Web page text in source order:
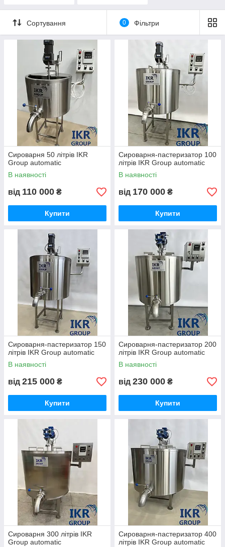
Сортування 0 Фільтри
Сироварня 50 літрів IKR
Group automatic
В наявності
від 110 000 ₴
Купити
Сироварня-пастеризатор 100
літрів IKR Group automatic
В наявності
від 170 000 ₴
Купити
Сироварня-пастеризатор 150
літрів IKR Group automatic
В наявності
від 215 000 ₴
Купити
Сироварня-пастеризатор 200
літрів IKR Group automatic
В наявності
від 230 000 ₴
Купити
Сироварня 300 літрів IKR
Group automatic
Сироварня-пастеризатор 400
літрів IKR Group automatic